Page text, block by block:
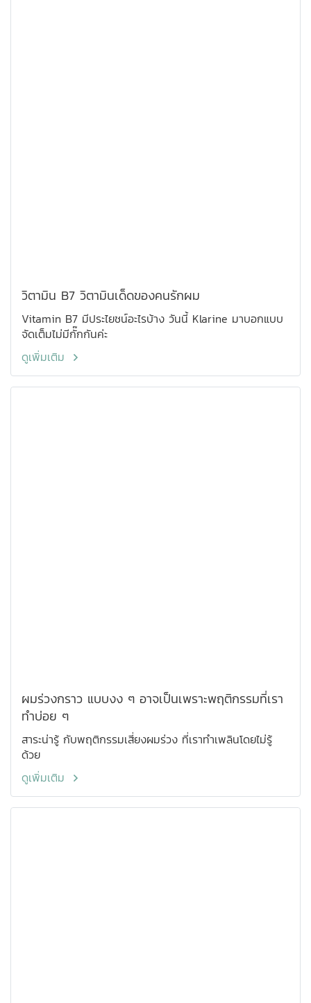
วิตามิน B7 วิตามินเด็ดของคนรักผม
Vitamin B7 มีประไยชน์อะไรบ้าง วันนี้ Klarine มาบอกแบบ
จัดเต็มไม่มีกั๊กกันค่ะ
ดูเพิ่มเติม
ผมร่วงกราว แบบงง ๆ อาจเป็นเพราะพฤติกรรมที่เรา
ทำบ่อย ๆ
สาระน่ารู้ กับพฤติกรรมเสี่ยงผมร่วง ที่เราทำเพลินโดยไม่รู้
ด้วย
ดูเพิ่มเติม